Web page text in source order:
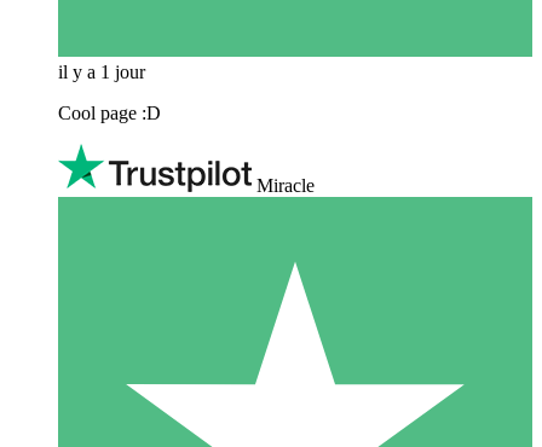
il y a 1 jour
Cool page :D
Miracle